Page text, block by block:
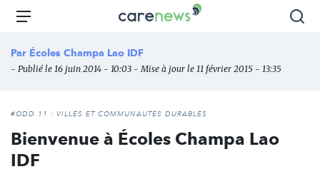
Aller
principal
Carenews,
média
des
l'engagement
Menu
Par Écoles Champa Lao IDF
- Publié le 16 juin 2014 - 10:03 - Mise à jour le 11 février 2015 - 13:35
#ODD 11 : VILLES ET COMMUNAUTÉS DURABLES
Bienvenue à Écoles Champa Lao
IDF